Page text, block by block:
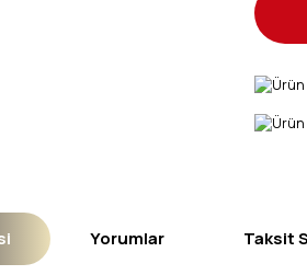
Yorumlar Taksit